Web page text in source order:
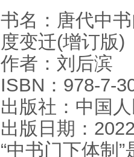
书名：唐代中
度变迁(增订版)
作者：刘后滨
ISBN：978-7-
出版社：中国
出版日期：
“中书门下体制